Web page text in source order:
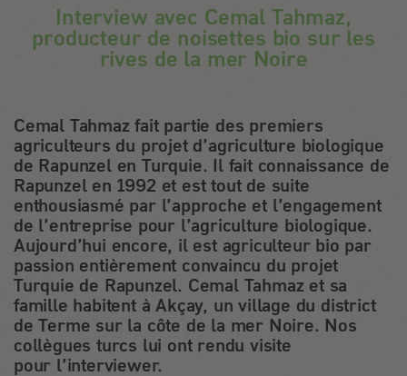
Interview avec Cemal Tahmaz,
producteur de noisettes bio sur les
rives de la mer Noire
Cemal Tahmaz fait partie des premiers
agriculteurs du projet d’agriculture biologique
de Rapunzel en Turquie. Il fait connaissance de
Rapunzel en 1992 et est tout de suite
enthousiasmé par l’approche et l’engagement
de l’entreprise pour l’agriculture biologique.
Aujourd’hui encore, il est agriculteur bio par
passion entièrement convaincu du projet
Turquie de Rapunzel. Cemal Tahmaz et sa
famille habitent à Akçay, un village du district
de Terme sur la côte de la mer Noire. Nos
collègues turcs lui ont rendu visite
pour l’interviewer.